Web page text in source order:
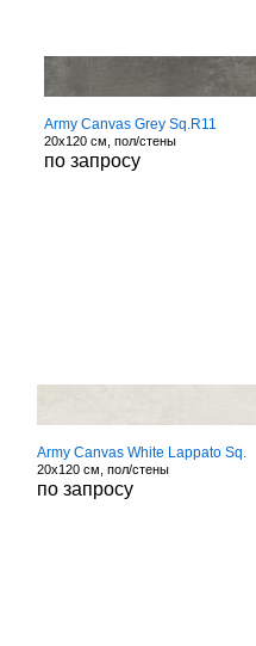
Army Canvas Grey Sq.R11
20x120 см, пол/стены
по запросу
Army Canvas White Lappato Sq.
20x120 см, пол/стены
по запросу